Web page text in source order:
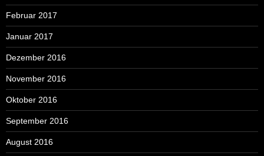
Februar 2017
Januar 2017
Dezember 2016
November 2016
Oktober 2016
September 2016
August 2016